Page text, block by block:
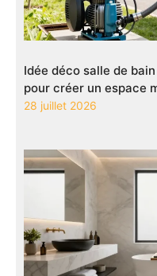
Idée déco salle de
pour créer un espace
28 juillet 2026